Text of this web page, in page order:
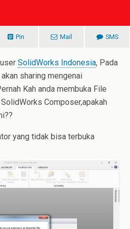
Pin Mail SMS
SolidWorks Indonesia, Pada
sharing mengenai
Kah anda membuka File
Composer,apakah
yang tidak bisa terbuka